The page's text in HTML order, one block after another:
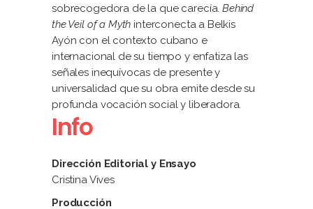
sobrecogedora de la que carecía.Behind
the Veil of a Myth interconecta a Belkis
Ayón con el contexto cubano e
internacional de su tiempo y enfatiza las
señales inequívocas de pre­sente y
universalidad que su obra emite desde su
profunda vocación social y liberadora.
Info
Dirección Editorial y Ensayo
Cristina Vives
Producción